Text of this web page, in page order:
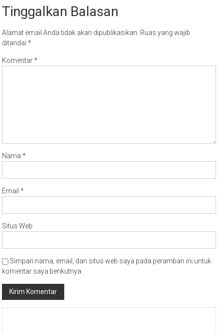
Tinggalkan Balasan
Alamat email Anda tidak akan dipublikasikan. Ruas yang wajib
ditandai*
Komentar*
Nama*
Email*
Situs Web
Simpan nama, email, dan situs web saya pada peramban ini untuk
komentar saya berikutnya.